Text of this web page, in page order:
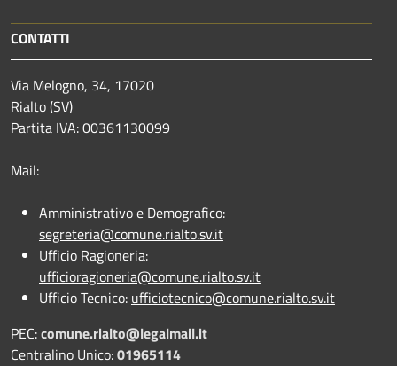
CONTATTI
Via Melogno, 34, 17020
Rialto (SV)
Partita IVA: 00361130099
Mail:
Amministrativo e Demografico:
segreteria@comune.rialto.sv.it
Ufficio Ragioneria:
ufficioragioneria@comune.rialto.sv.it
Ufficio Tecnico: ufficiotecnico@comune.rialto.sv.it
PEC:comune.rialto@legalmail.it
Centralino Unico:01965114